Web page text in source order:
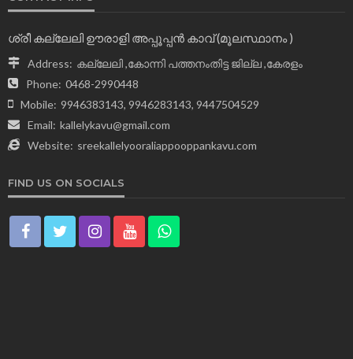
ശ്രീ കല്ലേലി ഊരാളി അപ്പൂപ്പന്‍ കാവ് (മൂലസ്ഥാനം )
Address: കല്ലേലി ,കോന്നി പത്തനംതിട്ട ജില്ല ,കേരളം
Phone: 0468-2990448
Mobile: 9946383143, 9946283143, 9447504529
Email: kallelykavu@gmail.com
Website: sreekallelyooraliappooppankavu.com
FIND US ON SOCIALS